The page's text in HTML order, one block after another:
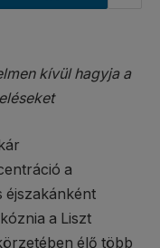
kívül hagyja a
a
éjszakánként
a Liszt
élő több